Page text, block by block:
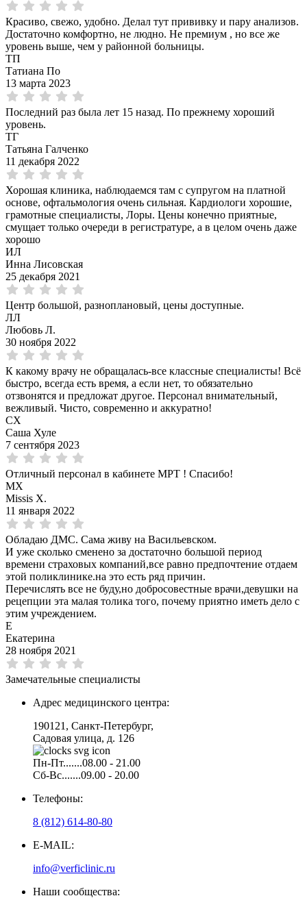
Красиво, свежо, удобно. Делал тут прививку и пару анализов.
Достаточно комфортно, не людно. Не премиум , но все же
уровень выше, чем у районной больницы.
ТП
Татиана По
13 марта 2023
Последний раз была лет 15 назад. По прежнему хороший
уровень.
ТГ
Татьяна Галченко
11 декабря 2022
Хорошая клиника, наблюдаемся там с супругом на платной
основе, офтальмология очень сильная. Кардиологи хорошие,
грамотные специалисты, Лоры. Цены конечно приятные,
смущает только очереди в регистратуре, а в целом очень даже
хорошо
ИЛ
Инна Лисовская
25 декабря 2021
Центр большой, разноплановый, цены доступные.
ЛЛ
Любовь Л.
30 ноября 2022
К какому врачу не обращалась-все классные специалисты! Всё
быстро, всегда есть время, а если нет, то обязательно
отзвонятся и предложат другое. Персонал внимательный,
вежливый. Чисто, современно и аккуратно!
СХ
Саша Хуле
7 сентября 2023
Отличный персонал в кабинете МРТ ! Спасибо!
MX
Missis X.
11 января 2022
Обладаю ДМС. Сама живу на Васильевском.
И уже сколько сменено за достаточно большой период
времени страховых компаний,все равно предпочтение отдаем
этой поликлинике.на это есть ряд причин.
Перечислять все не буду,но добросовестные врачи,девушки на
рецепции эта малая толика того, почему приятно иметь дело с
этим учреждением.
Е
Екатерина
28 ноября 2021
Замечательные специалисты
Адрес медицинского центра:
190121, Санкт-Петербург,
Садовая улица, д. 126
Пн-Пт.......08.00 - 21.00
Сб-Вс.......09.00 - 20.00
Телефоны:
8 (812) 614-80-80
E-MAIL:
info@verficlinic.ru
Наши сообщества: